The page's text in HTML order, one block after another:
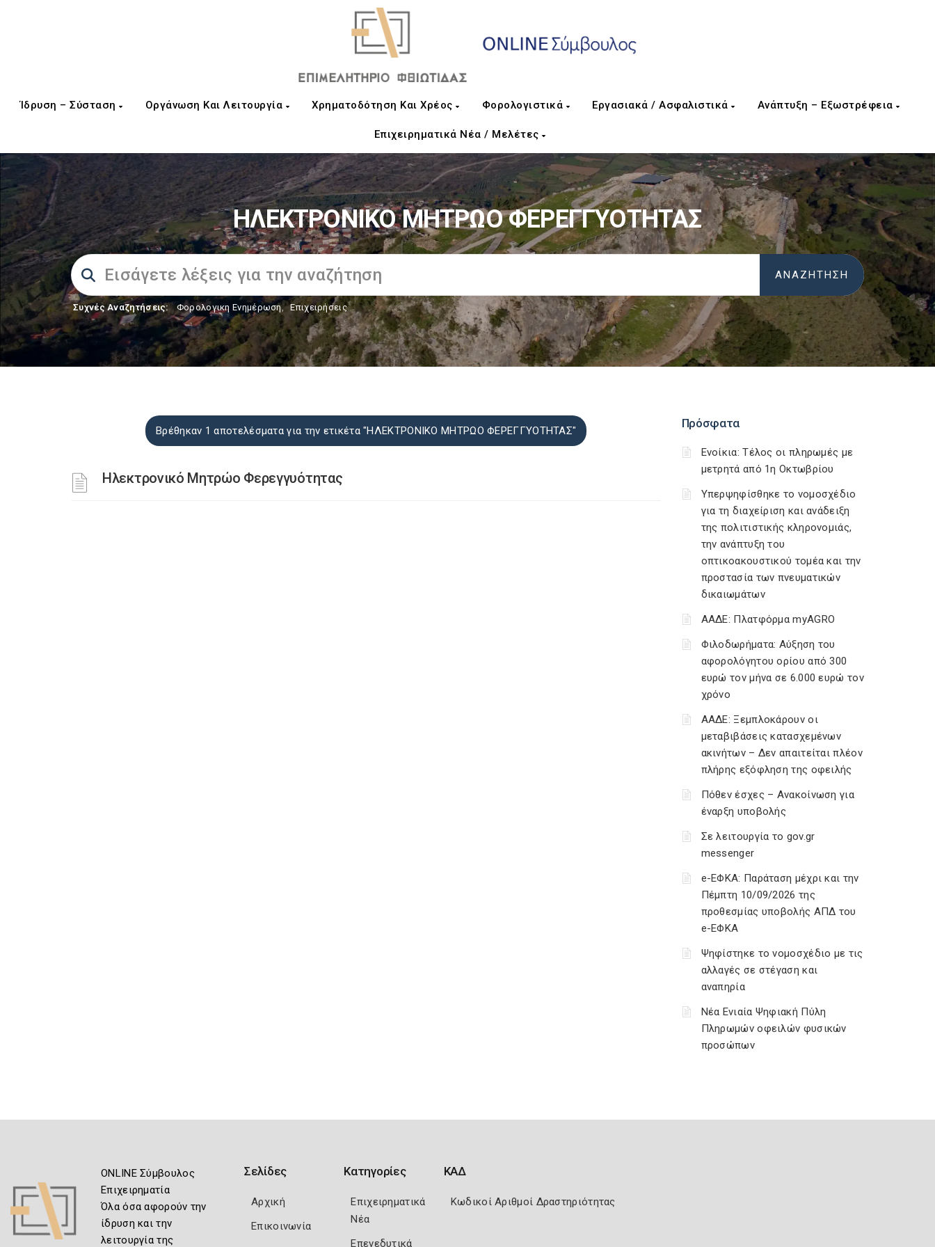
Ίδρυση – Σύσταση Οργάνωση Και Λειτουργία Χρηματοδότηση Και Χρέος Φορολογιστικά Εργασιακά / Ασφαλιστικά Ανάπτυξη – Εξωστρέφεια
Επιχειρηματικά Νέα / Μελέτες
ΗΛΕΚΤΡΟΝΙΚΟ ΜΗΤΡΩΟ ΦΕΡΕΓΓΥΟΤΗΤΑΣ
Συχνές Αναζητήσεις: Φορολογικη Ενημέρωση, Επιχειρήσεις
Βρέθηκαν 1 αποτελέσματα για την ετικέτα "ΗΛΕΚΤΡΟΝΙΚΟ ΜΗΤΡΩΟ ΦΕΡΕΓΓΥΟΤΗΤΑΣ"
Ηλεκτρονικό Μητρώο Φερεγγυότητας
Πρόσφατα
Ενοίκια: Τέλος οι πληρωμές με
μετρητά από 1η Οκτωβρίου
Υπερψηφίσθηκε το νομοσχέδιο
για τη διαχείριση και ανάδειξη
της πολιτιστικής κληρονομιάς,
την ανάπτυξη του
οπτικοακουστικού τομέα και την
προστασία των πνευματικών
δικαιωμάτων
ΑΑΔΕ: Πλατφόρμα myAGRO
Φιλοδωρήματα: Αύξηση του
αφορολόγητου ορίου από 300
ευρώ τον μήνα σε 6.000 ευρώ τον
χρόνο
ΑΑΔΕ: Ξεμπλοκάρουν οι
μεταβιβάσεις κατασχεμένων
ακινήτων – Δεν απαιτείται πλέον
πλήρης εξόφληση της οφειλής
Πόθεν έσχες – Ανακοίνωση για
έναρξη υποβολής
Σε λειτουργία το gov.gr
messenger
e-ΕΦΚΑ: Παράταση μέχρι και την
Πέμπτη 10/09/2026 της
προθεσμίας υποβολής ΑΠΔ του
e-ΕΦΚΑ
Ψηφίστηκε το νομοσχέδιο με τις
αλλαγές σε στέγαση και
αναπηρία
Νέα Ενιαία Ψηφιακή Πύλη
Πληρωμών οφειλών φυσικών
προσώπων
ONLINE Σύμβουλος
Επιχειρηματία
Όλα όσα αφορούν την
ίδρυση και την
λειτουργία της
Σελίδες
Αρχική
Επικοινωνία
Κατηγορίες
Επιχειρηματικά
Νέα
Επενεδυτικά
ΚΑΔ
Κωδικοί Αριθμοί Δραστηριότητας